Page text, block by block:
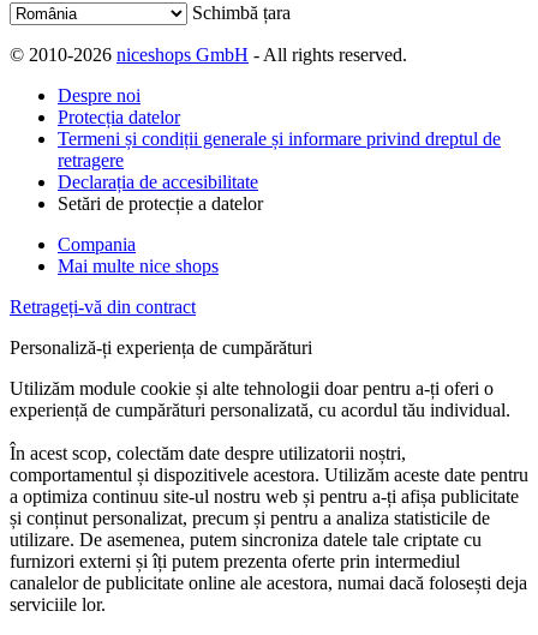
Schimbă țara
© 2010-2026 niceshops GmbH - All rights reserved.
Despre noi
Protecția datelor
Termeni și condiții generale și informare privind dreptul de
retragere
Declarația de accesibilitate
Setări de protecție a datelor
Compania
Mai multe nice shops
Retrageți-vă din contract
Personaliză-ți experiența de cumpărături
Utilizăm module cookie și alte tehnologii doar pentru a-ți oferi o
experiență de cumpărături personalizată, cu acordul tău individual.
În acest scop, colectăm date despre utilizatorii noștri,
comportamentul și dispozitivele acestora. Utilizăm aceste date pentru
a optimiza continuu site-ul nostru web și pentru a-ți afișa publicitate
și conținut personalizat, precum și pentru a analiza statisticile de
utilizare. De asemenea, putem sincroniza datele tale criptate cu
furnizori externi și îți putem prezenta oferte prin intermediul
canalelor de publicitate online ale acestora, numai dacă folosești deja
serviciile lor.